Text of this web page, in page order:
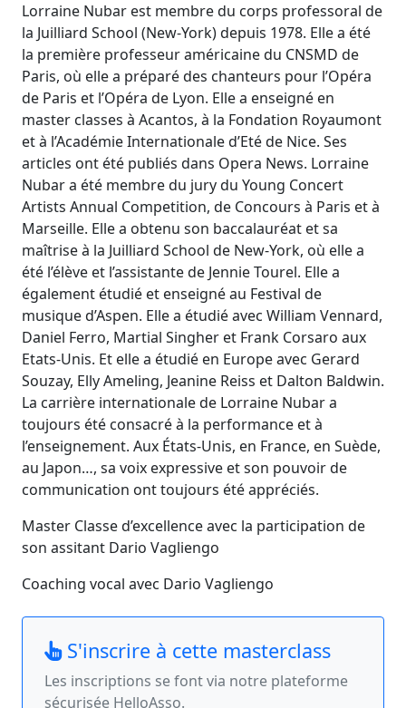
Lorraine Nubar est membre du corps professoral de
la Juilliard School (New-York) depuis 1978. Elle a été
la première professeur américaine du CNSMD de
Paris, où elle a préparé des chanteurs pour l’Opéra
de Paris et l’Opéra de Lyon. Elle a enseigné en
master classes à Acantos, à la Fondation Royaumont
et à l’Académie Internationale d’Eté de Nice. Ses
articles ont été publiés dans Opera News. Lorraine
Nubar a été membre du jury du Young Concert
Artists Annual Competition, de Concours à Paris et à
Marseille. Elle a obtenu son baccalauréat et sa
maîtrise à la Juilliard School de New-York, où elle a
été l’élève et l’assistante de Jennie Tourel. Elle a
également étudié et enseigné au Festival de
musique d’Aspen. Elle a étudié avec William Vennard,
Daniel Ferro, Martial Singher et Frank Corsaro aux
Etats-Unis. Et elle a étudié en Europe avec Gerard
Souzay, Elly Ameling, Jeanine Reiss et Dalton Baldwin.
La carrière internationale de Lorraine Nubar a
toujours été consacré à la performance et à
l’enseignement. Aux États-Unis, en France, en Suède,
au Japon…, sa voix expressive et son pouvoir de
communication ont toujours été appréciés.
Master Classe d’excellence avec la participation de
son assitant Dario Vagliengo
Coaching vocal avec Dario Vagliengo
S'inscrire à cette masterclass
Les inscriptions se font via notre plateforme
sécurisée HelloAsso.